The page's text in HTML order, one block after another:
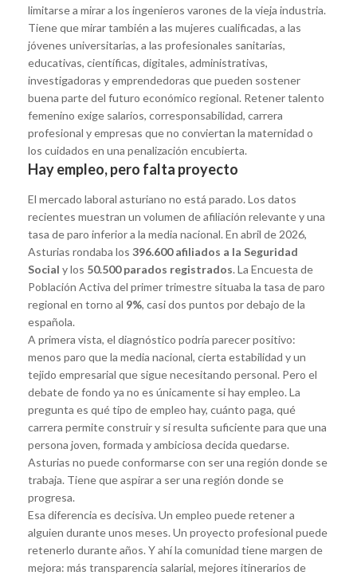
limitarse a mirar a los ingenieros varones de la vieja industria.
Tiene que mirar también a las mujeres cualificadas, a las
jóvenes universitarias, a las profesionales sanitarias,
educativas, científicas, digitales, administrativas,
investigadoras y emprendedoras que pueden sostener
buena parte del futuro económico regional. Retener talento
femenino exige salarios, corresponsabilidad, carrera
profesional y empresas que no conviertan la maternidad o
los cuidados en una penalización encubierta.
Hay empleo, pero falta proyecto
El mercado laboral asturiano no está parado. Los datos
recientes muestran un volumen de afiliación relevante y una
tasa de paro inferior a la media nacional. En abril de 2026,
Asturias rondaba los 396.600 afiliados a la Seguridad
Social y los 50.500 parados registrados. La Encuesta de
Población Activa del primer trimestre situaba la tasa de paro
regional en torno al 9%, casi dos puntos por debajo de la
española.
A primera vista, el diagnóstico podría parecer positivo:
menos paro que la media nacional, cierta estabilidad y un
tejido empresarial que sigue necesitando personal. Pero el
debate de fondo ya no es únicamente si hay empleo. La
pregunta es qué tipo de empleo hay, cuánto paga, qué
carrera permite construir y si resulta suficiente para que una
persona joven, formada y ambiciosa decida quedarse.
Asturias no puede conformarse con ser una región donde se
trabaja. Tiene que aspirar a ser una región donde se
progresa.
Esa diferencia es decisiva. Un empleo puede retener a
alguien durante unos meses. Un proyecto profesional puede
retenerlo durante años. Y ahí la comunidad tiene margen de
mejora: más transparencia salarial, mejores itinerarios de